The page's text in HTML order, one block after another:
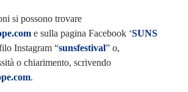
si possono trovare
e sulla pagina Facebook ‘SUNS
Instagram “sunsfestival” o,
o chiarimento, scrivendo
.